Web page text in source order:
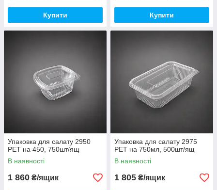
Купити Купити
Упаковка для салату 2950
PET на 450, 750шт/ящ
В наявності
1 860 ₴/ящик
Упаковка для салату 2975
PET на 750мл, 500шт/ящ
В наявності
1 805 ₴/ящик